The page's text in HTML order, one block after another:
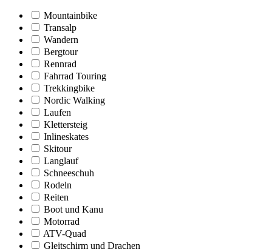
Mountainbike
Transalp
Wandern
Bergtour
Rennrad
Fahrrad Touring
Trekkingbike
Nordic Walking
Laufen
Klettersteig
Inlineskates
Skitour
Langlauf
Schneeschuh
Rodeln
Reiten
Boot und Kanu
Motorrad
ATV-Quad
Gleitschirm und Drachen